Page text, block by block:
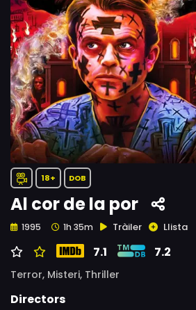
18+ DOB
Al cor de la por
1995 1h 35m Tràiler Llista
7.1 7.2
Terror, Misteri, Thriller
Directors